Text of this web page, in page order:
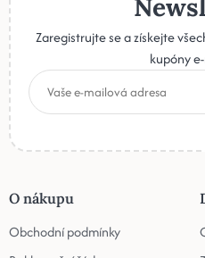
Zaregistrujte se a získejte
kupóny
O nákupu
Obchodní podmínky